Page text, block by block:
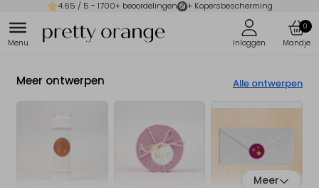
4.65 / 5 - 1700+ beoordelingen + Kopersbescherming
0
Meer ontwerpen Alle ontwerpen
Meer